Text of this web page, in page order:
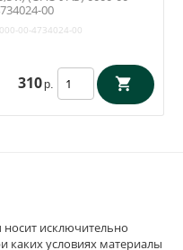
00
00-4734024-00
310 р.
исключительно
условиях материалы